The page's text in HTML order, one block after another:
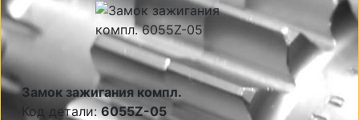
Замок зажигания компл.
Код детали:6055Z-05